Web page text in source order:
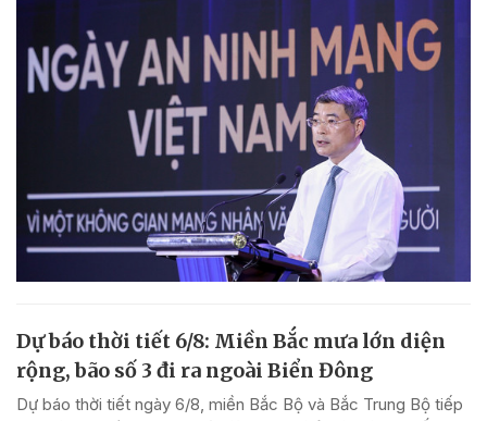
Dự báo thời tiết 6/8: Miền Bắc mưa lớn diện
rộng, bão số 3 đi ra ngoài Biển Đông
Dự báo thời tiết ngày 6/8, miền Bắc Bộ và Bắc Trung Bộ tiếp